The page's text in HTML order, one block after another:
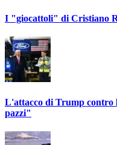
I "giocattoli" di Cristiano
L'attacco di Trump contro
pazzi"